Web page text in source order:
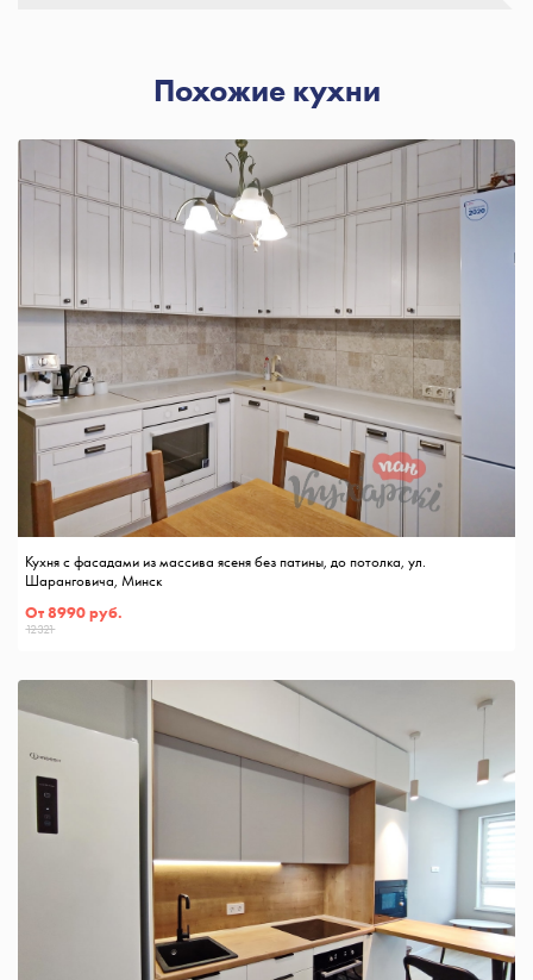
Похожие кухни
Кухня с фасадами из массива ясеня без патины, до потолка, ул.
Шаранговича, Минск
От 8990 руб.
12321